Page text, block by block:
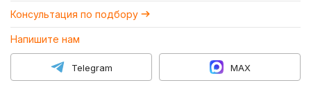
Консультация по подбору
Напишите нам
Telegram MAX